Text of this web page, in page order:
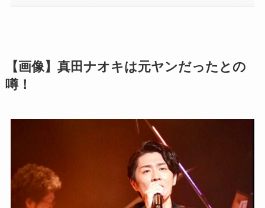
【画像】真田ナオキは元ヤンだったとの
噂！